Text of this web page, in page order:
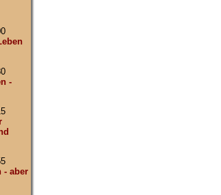
-
- aber